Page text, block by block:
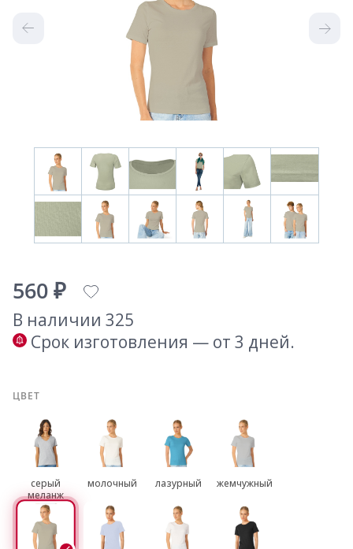
560 ₽
В наличии 325
Срок изготовления — от 3 дней.
ЦВЕТ
серый
меланж
молочный лазурный жемчужный